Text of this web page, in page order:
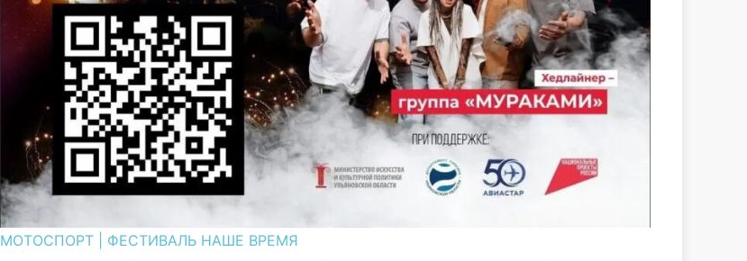
МОТОСПОРТ ФЕСТИВАЛЬ НАШЕ ВРЕМЯ